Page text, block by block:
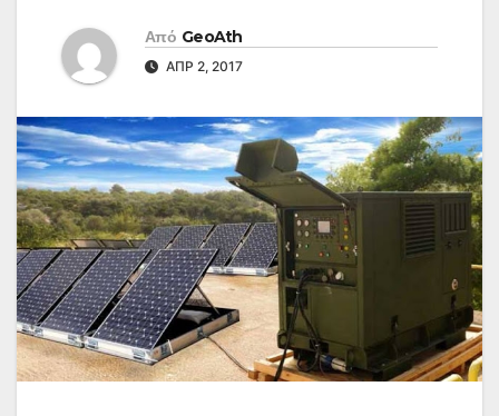
Από GeoAth
ΑΠΡ 2, 2017